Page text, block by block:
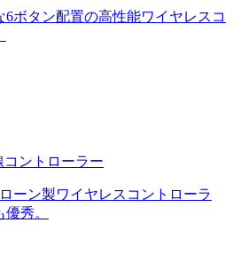
ボタン配置の高性能ワイヤレスコ
コントローラー
ーン製ワイヤレスコントローラ
秀。